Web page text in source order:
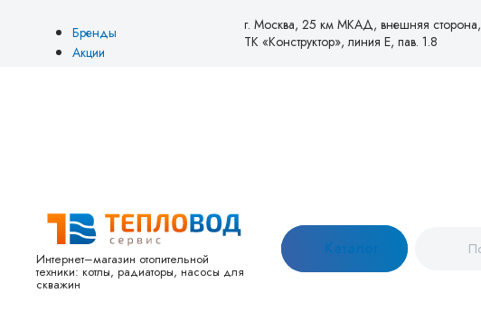
Бренды
Акции
Контакты
г. Москва, 25 км МКАД, внешняя сторона,
ТК «Конструктор», линия Е, пав. 1.8
Интернет–магазин отопительной
техники: котлы, радиаторы, насосы для
скважин
Каталог